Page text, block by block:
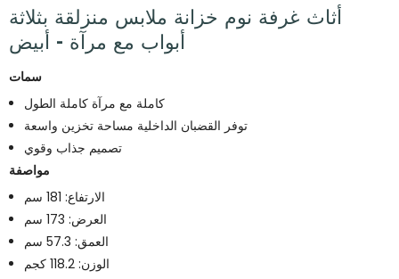
أثاث غرفة نوم خزانة ملابس منزلقة بثلاثة
أبواب مع مرآة - أبيض
سمات
كاملة مع مرآة كاملة الطول
توفر القضبان الداخلية مساحة تخزين واسعة
تصميم جذاب وقوي
مواصفة
الارتفاع: 181 سم
العرض: 173 سم
العمق: 57.3 سم
الوزن: 118.2 كجم